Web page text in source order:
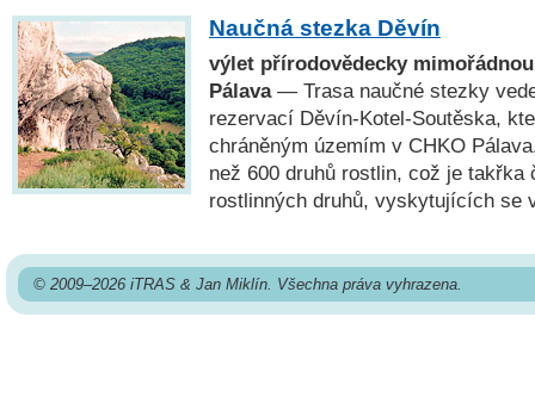
Naučná stezka Děvín
výlet přírodovědecky
Pálava— Trasa naučné stezky
rezervací Děvín-Kotel-Soutěska,
chráněným územím v CHKO
než 600 druhů rostlin, což je takřka
rostlinných druhů, vyskytujících se
© 2009–2026 iTRAS & Jan Miklín. Všechna práva vyhrazena.